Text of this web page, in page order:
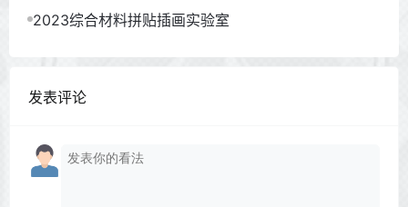
2023综合材料拼贴插画实验室
发表评论